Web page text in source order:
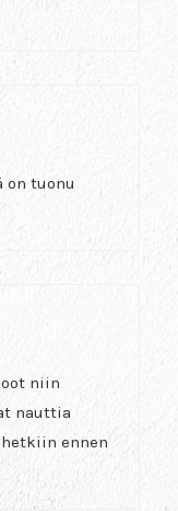
on tuonu
niin
nauttia
ennen